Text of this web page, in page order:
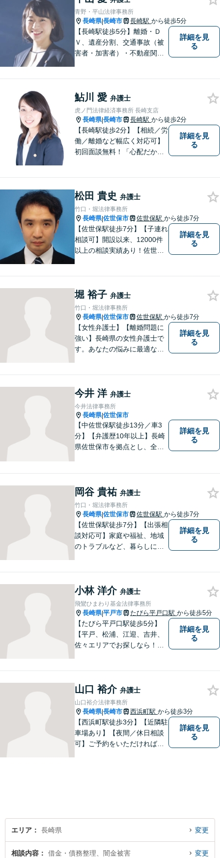
青野・平山法律事務所
長崎県|長崎市 長崎駅 から徒歩5分
【長崎駅徒歩5分】離婚・Ｄ
Ｖ、遺産分割、交通事故（被
害者・加害者）・不動産関連
詳細を見
る
鮎川 愛 弁護士
虎ノ門法律経済事務所 長崎支店
長崎県|長崎市 長崎駅 から徒歩2分
【長崎駅徒歩2分】【相続／労
働／離婚など幅広く対応可】
初回面談無料！「心配だから
い。各種専門家と連携し、ス
ムーズな解決を目指します。
詳細を見
る
松田 貴史 弁護士
竹口・堀法律事務所
長崎県|佐世保市 佐世保駅 から徒歩7分
【佐世保駅徒歩7分】【子連れ
相談可】開設以来、12000件
以上の相談実績あり！佐世保
題・企業法務等、お困りごと
はなんでもご相談ください。
【他士業連携】
詳細を見
る
堀 裕子 弁護士
竹口・堀法律事務所
長崎県|佐世保市 佐世保駅 から徒歩7分
【女性弁護士】【離婚問題に
強い】長崎県の女性弁護士で
す。あなたの悩みに最適なリ
詳細を見
る
今井 洋 弁護士
今井法律事務所
長崎県|佐世保市
【中佐世保駅徒歩13分／車3
分】【弁護歴10年以上】長崎
県佐世保市を拠点とし、全国
の解決へと導きます。時間外
のご相談にも対応可能ですの
で、お気軽にご連絡くださ
い。
詳細を見
る
岡谷 貴祐 弁護士
竹口・堀法律事務所
長崎県|佐世保市 佐世保駅 から徒歩7分
【佐世保駅徒歩7分】【出張相
談対応可】家庭や福祉、地域
のトラブルなど、暮らしに根
寧にお話を伺うことを大切に
しています。
詳細を見
る
小林 洋介 弁護士
飛鸞ひまわり基金法律事務所
長崎県|平戸市 たびら平戸口駅 から徒歩5分
【たびら平戸口駅徒歩5分】
【平戸、松浦、江迎、吉井、
佐々エリアでお探しなら！】
ど、相談しやすい環境完備◎
地域の皆様のために活動する
弁護士。【駐車場あり】
詳細を見
る
山口 裕介 弁護士
山口裕介法律事務所
長崎県|長崎市 西浜町駅 から徒歩3分
【西浜町駅徒歩3分】【近隣駐
車場あり】【夜間／休日相談
可】ご予約をいただければ、
詳細を見
る
エリア 長崎県 変更
相談内容 借金・債務整理、闇金被害 変更